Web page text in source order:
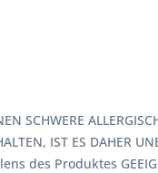
SCHWERE
IST ES DAHER
des Produktes